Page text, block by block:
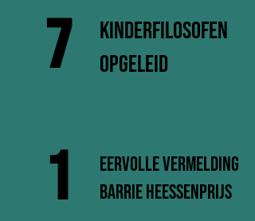
7
kinderfilosofen
opgeleid
1
Eervolle vermelding
Barrie HeEssenprijs